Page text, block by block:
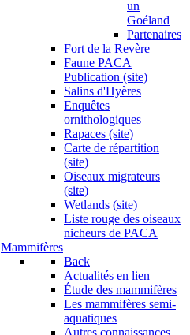
un
Goéland
Partenaires
Fort de la Revère
Faune PACA
Publication (site)
Salins d'Hyères
Enquêtes
ornithologiques
Rapaces (site)
Carte de répartition
(site)
Oiseaux migrateurs
(site)
Wetlands (site)
Liste rouge des oiseaux
nicheurs de PACA
Mammifères
Back
Actualités en lien
Étude des mammifères
Les mammifères semi-
aquatiques